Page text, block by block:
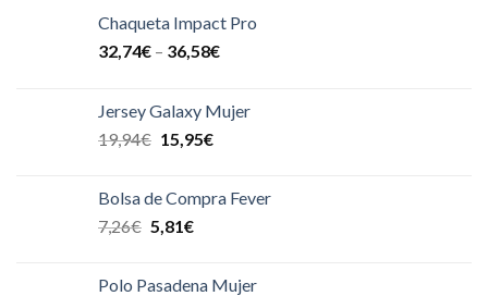
Chaqueta Impact Pro
32,74€ – 36,58€
Jersey Galaxy Mujer
19,94€ 15,95€
Bolsa de Compra Fever
7,26€ 5,81€
Polo Pasadena Mujer